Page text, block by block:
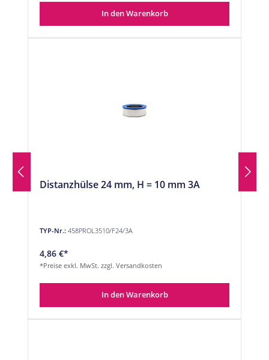
In den Warenkorb
Distanzhülse 24 mm, H = 10 mm 3A
TYP-Nr.:458PROL3510/F24/3A
4,86 €*
*Preise exkl. MwSt. zzgl. Versandkosten
In den Warenkorb